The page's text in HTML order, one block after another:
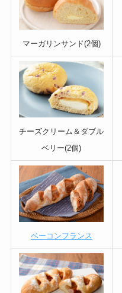
マーガリンサンド(2個)
チーズクリーム＆ダブル
ベリー(2個)
ベーコンフランス